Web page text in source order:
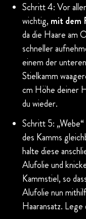
Schritt 4: Vor
wichtig, mit dem
da die Haare am
schneller
einem der
Stielkamm
cm Höhe deiner
du wieder.
Schritt 5:
des Kamms
halte diese
Alufolie und
Kammstiel, so
Alufolie nun
Haaransatz. Lege